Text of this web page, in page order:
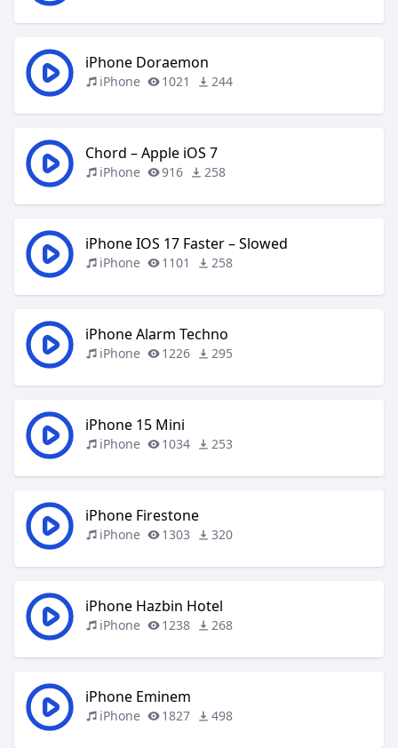
iPhone Doraemon
iPhone 1021 244
Chord – Apple iOS 7
iPhone 916 258
iPhone IOS 17 Faster – Slowed
iPhone 1101 258
iPhone Alarm Techno
iPhone 1226 295
iPhone 15 Mini
iPhone 1034 253
iPhone Firestone
iPhone 1303 320
iPhone Hazbin Hotel
iPhone 1238 268
iPhone Eminem
iPhone 1827 498